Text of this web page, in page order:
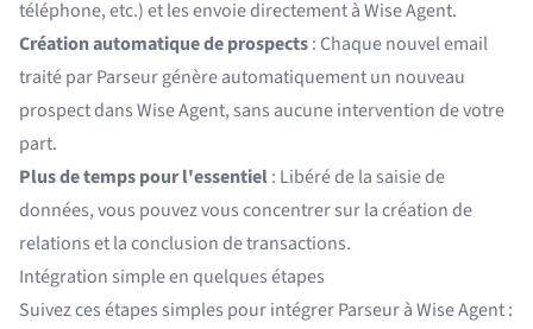
téléphone, etc.) et les envoie directement à Wise Agent.
Création automatique de prospects: Chaque nouvel email
traité par Parseur génère automatiquement un nouveau
prospect dans Wise Agent, sans aucune intervention de votre
part.
Plus de temps pour l'essentiel: Libéré de la saisie de
données, vous pouvez vous concentrer sur la création de
relations et la conclusion de transactions.
Intégration simple en quelques étapes
Suivez ces étapes simples pour intégrer Parseur à Wise Agent :